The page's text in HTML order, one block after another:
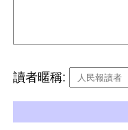
讀者暱稱: